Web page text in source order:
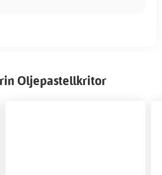
Oljepastellkritor